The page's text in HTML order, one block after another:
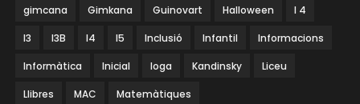
gimcana Gimkana Guinovart Halloween I 4
I3 I3B I4 I5 Inclusió Infantil Informacions
Informàtica Inicial Ioga Kandinsky Liceu
Llibres MAC Matemàtiques